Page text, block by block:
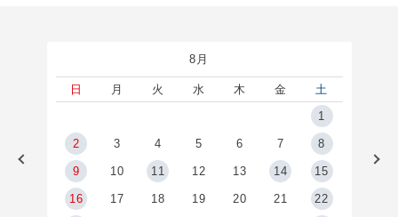
8月
日 月 火 水 木 金
土
1
2 3 4 5 6 7 8
9 10 11 12 13 14 15
16 17 18 19 20 21 22